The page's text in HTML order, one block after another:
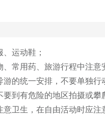
运动鞋；
常用药、旅游行程中注意
的统一安排，不要单独行
到有危险的地区拍摄或攀
卫生，在自由活动时应注